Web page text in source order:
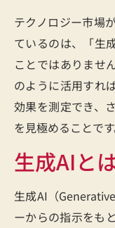
テクノロジー市場
ているのは、「生
ことではありませ
のように活用すれ
効果を測定でき、
を見極めることです
生成AIと
生成AI（
ーからの指示をも